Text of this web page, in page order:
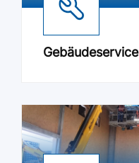
Gebäudeservice